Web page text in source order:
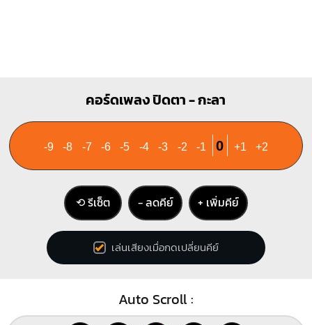
คอร์ดเพลง ปิดตา - กะลา
-9 -8 -7 -6 -5 -4 -3 -2 -1 0 +1 +2
⟲ รีเซ็ต − ลดคีย์ + เพิ่มคีย์
เล่นเสียงเมื่อกดเปลี่ยนคีย์
Auto Scroll :